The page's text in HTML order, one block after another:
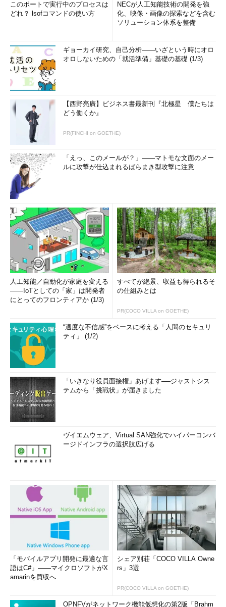
このポートで実行中のプロセスは
どれ？ lsofコマンドの使い方
NECが人工知能技術の開発を強
化、映像・画像の探索などを含む
ソリューション体系を整備
ギョーカイ研究、自己分析――いざという時にオロ
オロしないための「就活準備」基礎の基礎 (1/3)
【西野亮廣】ビジネス書最新刊『北極星 僕たちは
どう働くか』
PR(FINCHI on GOETHE)
「えっ、このメールが？」――マトモな文面のメー
ルに攻撃が仕込まれるばらまき型攻撃に注意
人工知能／自動化が家庭を変える
――IoTとしての「家」は開発者
にとってのフロンティアか (1/3)
すべてが絶景、収益も得られるそ
の仕組みとは
PR(COCO VILLA on GOETHE)
“適度な不信感”をベースに考える「人間のセキュリ
ティ」 (1/2)
「いきなり役員面接権」あげます──ジャストシス
テムから「挑戦状」が届きました
ヴイエムウェア、Virtual SAN強化でハイパーコンバ
ージドインフラの選択肢広げる
「モバイルアプリ開発に最適な言
語はC#」――マイクロソフトがX
amarinを買収へ
シェア別荘「COCO VILLA Owne
rs」3選
PR(COCO VILLA on GOETHE)
OPNFVがネットワーク機能仮想化の第2版「Brahm